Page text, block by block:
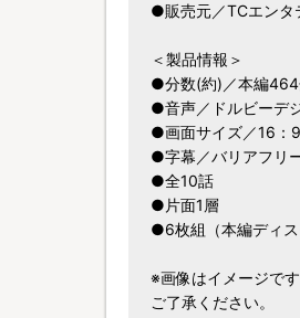
●販売元／TCエンタ
＜製品情報＞
●分数(約)／本編
●音声／ドルビーデ
●画面サイズ／16：
●字幕／バリアフリ
●全10話
●片面1層
●6枚組（本編ディス
※画像はイメージで
ご了承ください。